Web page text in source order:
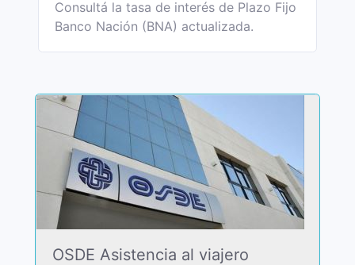
Consultá la tasa de interés de Plazo Fijo
Banco Nación (BNA) actualizada.
OSDE Asistencia al viajero